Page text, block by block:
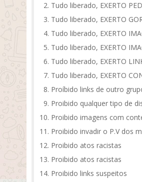
Tudo liberado, EXERTO
Tudo liberado, EXERTO
Tudo liberado, EXERTO
Tudo liberado, EXERTO
Tudo liberado, EXERTO
Tudo liberado, EXERTO
Proíbido links de outro
Proibido qualquer tipo de
Proibido imagens com
Proibido invadir o P.V dos
Proibido atos racistas
Proibido atos racistas
Proibido links suspeitos